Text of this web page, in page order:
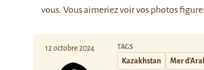
vous. Vous aimeriez voir vos photos
12 octobre 2024 TAGS
Kazakhstan Mer d'Aral